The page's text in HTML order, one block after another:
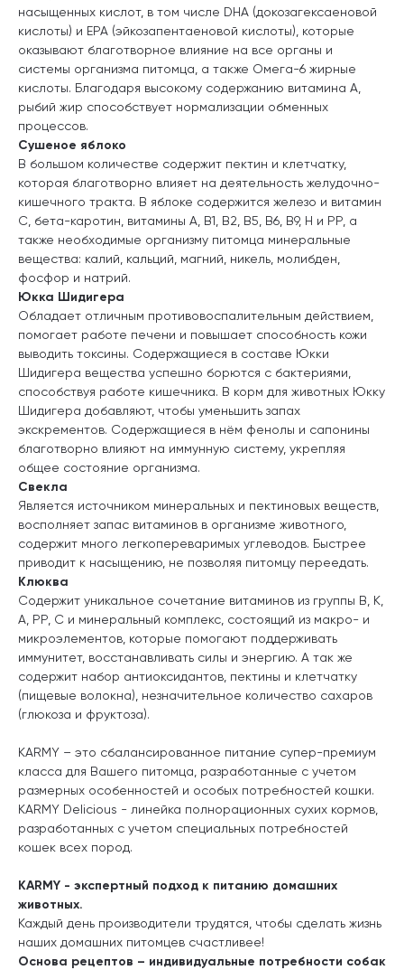
насыщенных кислот, в том числе DHA (докозагексаеновой
кислоты) и EPA (эйкозапентаеновой кислоты), которые
оказывают благотворное влияние на все органы и
системы организма питомца, а также Омега-6 жирные
кислоты. Благодаря высокому содержанию витамина А,
рыбий жир способствует нормализации обменных
процессов.
Сушеное яблоко
В большом количестве содержит пектин и клетчатку,
которая благотворно влияет на деятельность желудочно-
кишечного тракта. В яблоке содержится железо и витамин
С, бета-каротин, витамины А, В1, В2, В5, В6, В9, Н и РР, а
также необходимые организму питомца минеральные
вещества: калий, кальций, магний, никель, молибден,
фосфор и натрий.
Юкка Шидигера
Обладает отличным противовоспалительным действием,
помогает работе печени и повышает способность кожи
выводить токсины. Содержащиеся в составе Юкки
Шидигера вещества успешно борются с бактериями,
способствуя работе кишечника. В корм для животных Юкку
Шидигера добавляют, чтобы уменьшить запах
экскрементов. Содержащиеся в нём фенолы и сапонины
благотворно влияют на иммунную систему, укрепляя
общее состояние организма.
Свекла
Является источником минеральных и пектиновых веществ,
восполняет запас витаминов в организме животного,
содержит много легкопереваримых углеводов. Быстрее
приводит к насыщению, не позволяя питомцу переедать.
Клюква
Содержит уникальное сочетание витаминов из группы В, К,
А, РР, С и минеральный комплекс, состоящий из макро- и
микроэлементов, которые помогают поддерживать
иммунитет, восстанавливать силы и энергию. А так же
содержит набор антиоксидантов, пектины и клетчатку
(пищевые волокна), незначительное количество сахаров
(глюкоза и фруктоза).
KARMY – это сбалансированное питание супер-премиум
класса для Вашего питомца, разработанные с учетом
размерных особенностей и особых потребностей кошки.
KARMY Delicious - линейка полнорационных сухих кормов,
разработанных с учетом специальных потребностей
кошек всех пород.
KARMY - экспертный подход к питанию домашних
животных.
Каждый день производители трудятся, чтобы сделать жизнь
наших домашних питомцев счастливее!
Основа рецептов – индивидуальные потребности собак